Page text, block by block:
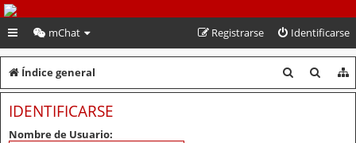
PeruVoley.com
mChat Identificarse
Registrarse
Índice general
u
u
IDENTIFICARSE
Nombre de Usuario: